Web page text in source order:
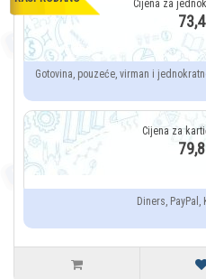
Gotovina, pouzeće, virman i
Diners,